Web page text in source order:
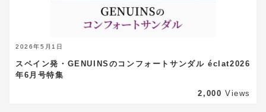
2026年5月1日
スペイン発・GENUINSのコンフォートサンダル éclat2026
年6月号特集
2,000 Views